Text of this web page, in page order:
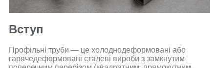
Вступ
Профільні труби — це холоднодеформовані або
гарячедеформовані сталеві вироби з замкнутим